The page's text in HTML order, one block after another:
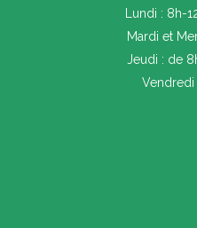
Lundi : 8h-
Mardi et
Jeudi : de
Vendredi